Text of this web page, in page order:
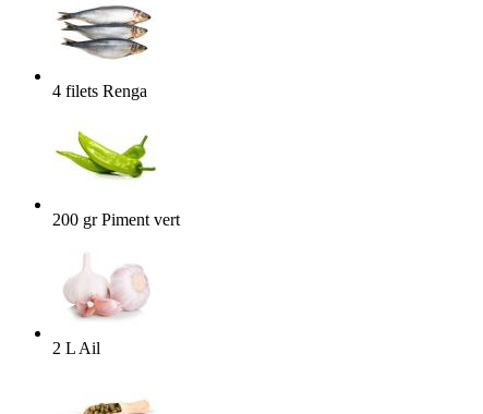
4 filets Renga
200 gr Piment vert
2 L Ail